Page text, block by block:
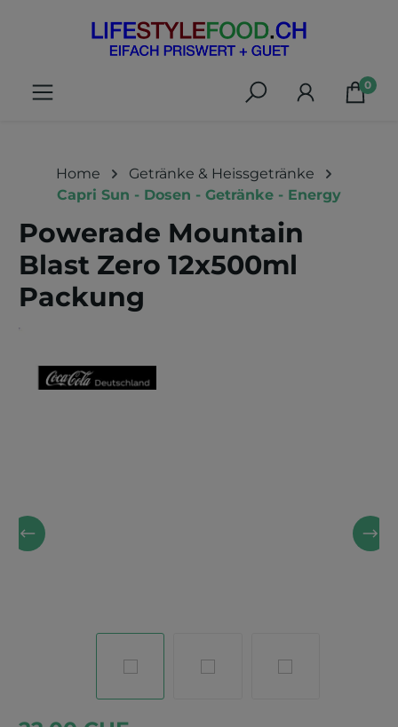
springen
0
Home
Getränke & Heissgetränke
Capri Sun - Dosen - Getränke - Energy
Powerade Mountain
Blast Zero 12x500ml
Packung